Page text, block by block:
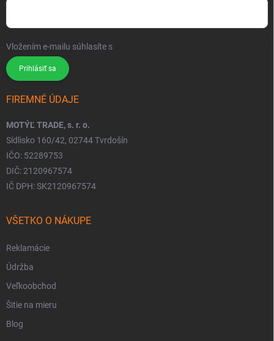
Vložením e-mailu súhlasíte s
Prihlásiť sa
FIREMNÉ ÚDAJE
MOTÝĽ TRADE, s. r. o.
Sídlisko 160/42, 02744 Tvrdošín
IČO: 52289753
DIČ: 2120967574
IČ DPH: SK2120967574
VŠETKO O NÁKUPE
Reklamácie
Údržba
Veľkoobchod
Šitie na mieru
Blog